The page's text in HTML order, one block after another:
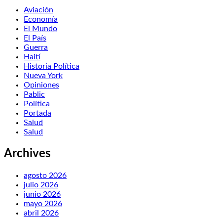
Aviación
Economía
El Mundo
El País
Guerra
Haití
Historia Política
Nueva York
Opiniones
Pablic
Política
Portada
Salud
Salud
Archives
agosto 2026
julio 2026
junio 2026
mayo 2026
abril 2026